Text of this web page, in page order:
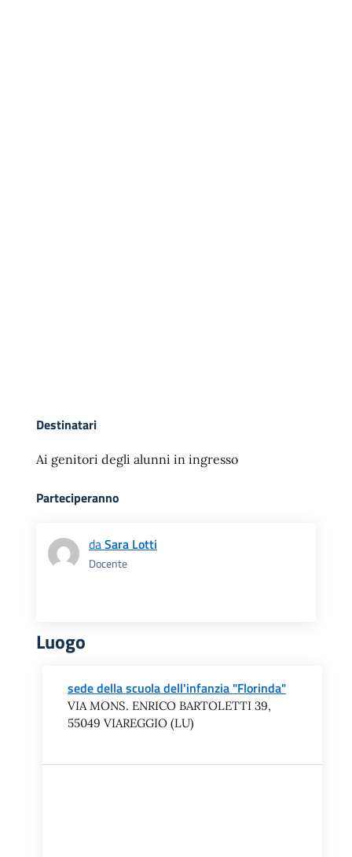
Destinatari
Ai genitori degli alunni in ingresso
Parteciperanno
daSara Lotti
Docente
Luogo
sede della scuola dell'infanzia "Florinda"
VIA MONS. ENRICO BARTOLETTI 39,
55049 VIAREGGIO (LU)